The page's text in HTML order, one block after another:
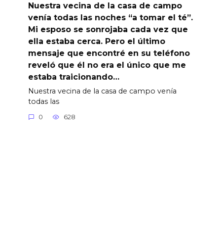
Nuestra vecina de la casa de campo
venía todas las noches “a tomar el té”.
Mi esposo se sonrojaba cada vez que
ella estaba cerca. Pero el último
mensaje que encontré en su teléfono
reveló que él no era el único que me
estaba traicionando…
Nuestra vecina de la casa de campo venía
todas las
0 628